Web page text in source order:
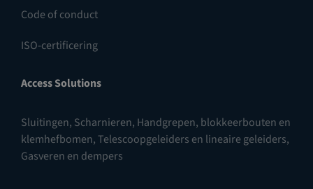
Code of conduct
ISO-certificering
Access Solutions
Sluitingen, Scharnieren, Handgrepen, blokkeerbouten en
klemhefbomen,Telescoopgeleiders en lineaire geleiders,
Gasveren en dempers